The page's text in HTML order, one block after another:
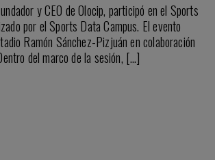
y CEO de Olocip, participó en el Sports
por el Sports Data Campus. El evento
Ramón Sánchez-Pizjuán en colaboración
del marco de la sesión, […]